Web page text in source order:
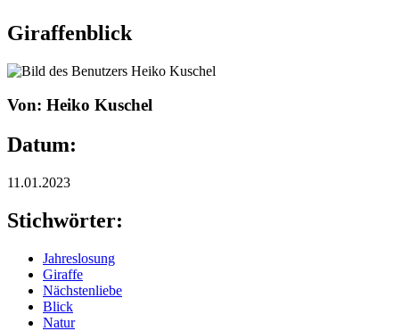
Giraffenblick
Von: Heiko Kuschel
Datum:
11.01.2023
Stichwörter:
Jahreslosung
Giraffe
Nächstenliebe
Blick
Natur